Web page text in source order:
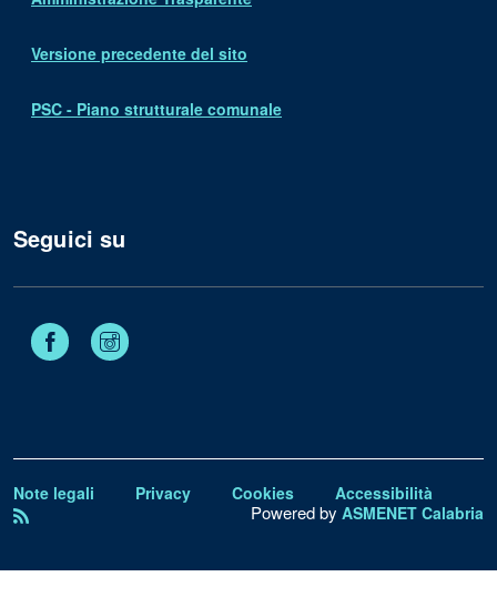
Versione precedente del sito
PSC - Piano strutturale comunale
Seguici su
Facebook
Note legali Privacy Cookies Accessibilità
Powered by ASMENET Calabria